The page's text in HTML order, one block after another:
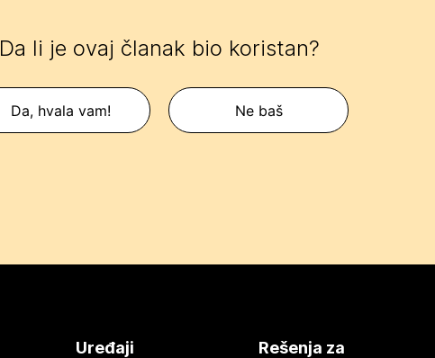
Da li je ovaj članak bio koristan?
Da, hvala vam! Ne baš
Uređaji Rešenja za